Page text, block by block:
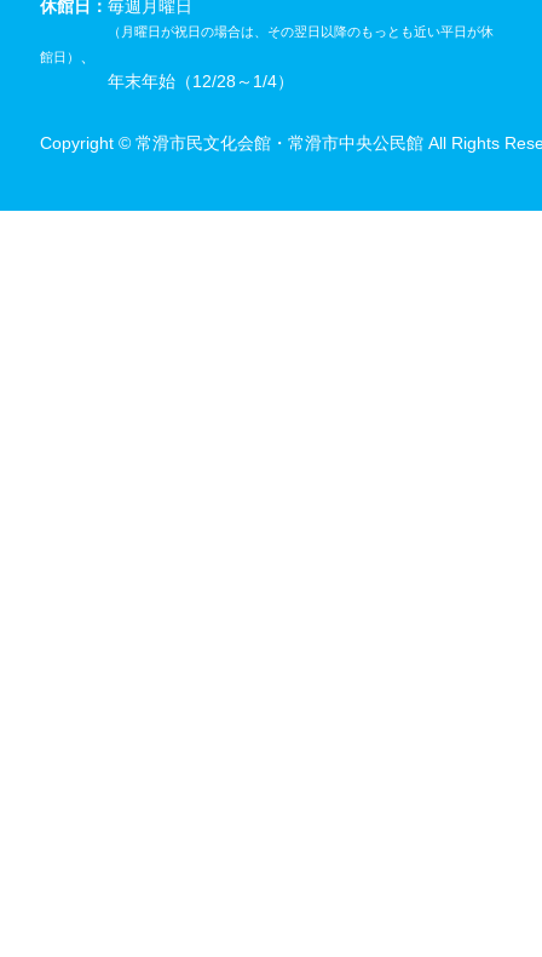
休館日： 毎週月曜日
（月曜日が祝日の場合は、その翌日以降のもっとも近い平日が休
館日）
、
年末年始（12/28～1/4）
Copyright © 常滑市民文化会館・常滑市中央公民館 All Rights